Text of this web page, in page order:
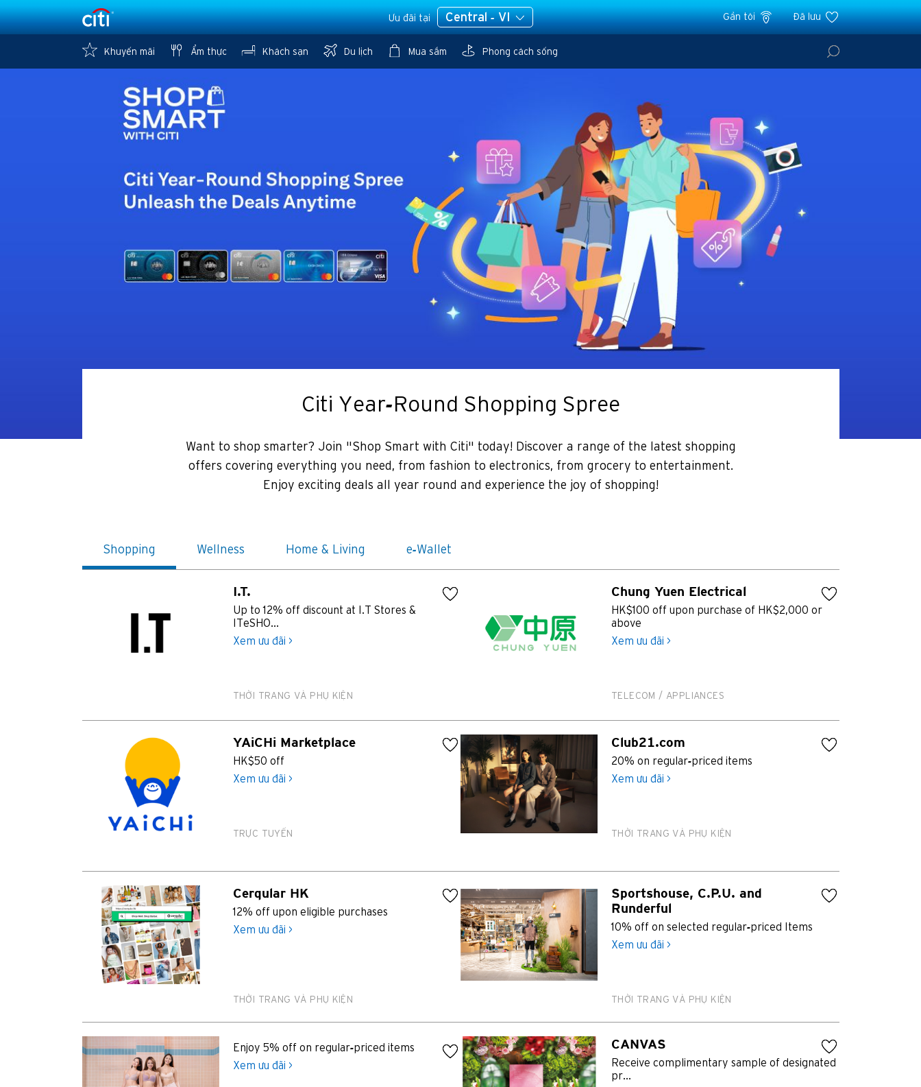
Ưu đãi tại Central - VI Gần tôi Đã lưu
Khuyến mãi Ẩm thực Khách sạn Du lịch Mua sắm Phong cách sống
Citi Year-Round Shopping Spree
Want to shop smarter? Join "Shop Smart with Citi" today! Discover a range of the latest shopping
offers covering everything you need, from fashion to electronics, from grocery to entertainment.
Enjoy exciting deals all year round and experience the joy of shopping!
Shopping Wellness Home & Living e-Wallet
I.T.
Up to 12% off discount at I.T Stores &
ITeSHO...
Xem ưu đãi >
THỜI TRANG VÀ PHỤ KIỆN
Chung Yuen Electrical
HK$100 off upon purchase of HK$2,000 or
above
Xem ưu đãi >
TELECOM / APPLIANCES
YAiCHi Marketplace
HK$50 off
Xem ưu đãi >
TRỰC TUYẾN
Club21.com
20% on regular-priced items
Xem ưu đãi >
THỜI TRANG VÀ PHỤ KIỆN
Cerqular HK
12% off upon eligible purchases
Xem ưu đãi >
THỜI TRANG VÀ PHỤ KIỆN
Sportshouse, C.P.U. and
Runderful
10% off on selected regular-priced Items
Xem ưu đãi >
THỜI TRANG VÀ PHỤ KIỆN
Enjoy 5% off on regular-priced items
Xem ưu đãi >
CANVAS
Receive complimentary sample of designated
pr...
Chọn ngôn ngữ sử dụng